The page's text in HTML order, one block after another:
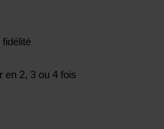
en 2, 3 ou 4 fois